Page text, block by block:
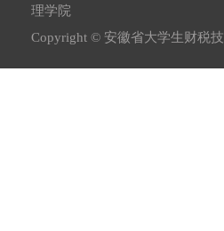
理学院
Copyright © 安徽省大学生财税